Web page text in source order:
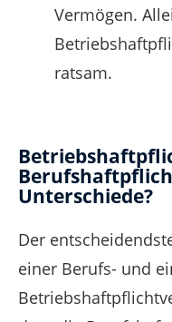
Vermögen.
ratsam.
Unterschiede?
Der
einer Berufs- und